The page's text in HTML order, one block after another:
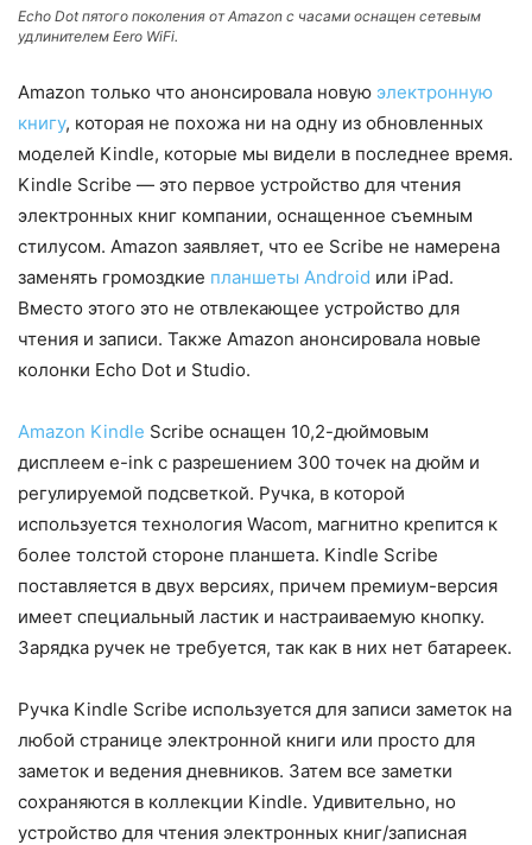
Echo Dot пятого поколения от Amazon с часами оснащен сетевым
удлинителем Eero WiFi.
Amazon только что анонсировала новую электронную
книгу, которая не похожа ни на одну из обновленных
моделей Kindle, которые мы видели в последнее время.
Kindle Scribe — это первое устройство для чтения
электронных книг компании, оснащенное съемным
стилусом. Amazon заявляет, что ее Scribe не намерена
заменять громоздкие планшеты Android или iPad.
Вместо этого это не отвлекающее устройство для
чтения и записи. Также Amazon анонсировала новые
колонки Echo Dot и Studio.
Amazon Kindle Scribe оснащен 10,2-дюймовым
дисплеем e-ink с разрешением 300 точек на дюйм и
регулируемой подсветкой. Ручка, в которой
используется технология Wacom, магнитно крепится к
более толстой стороне планшета. Kindle Scribe
поставляется в двух версиях, причем премиум-версия
имеет специальный ластик и настраиваемую кнопку.
Зарядка ручек не требуется, так как в них нет батареек.
Ручка Kindle Scribe используется для записи заметок на
любой странице электронной книги или просто для
заметок и ведения дневников. Затем все заметки
сохраняются в коллекции Kindle. Удивительно, но
устройство для чтения электронных книг/записная